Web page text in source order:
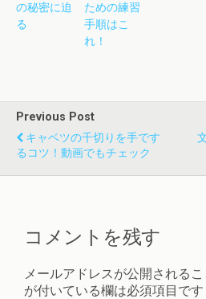
の秘密に迫
る
ための練習
手順はこ
れ！
Previous Post
キャベツの千切りを手です
るコツ！動画でもチェック
コメントを残す
メールアドレスが公開されるこ
が付いている欄は必須項目です